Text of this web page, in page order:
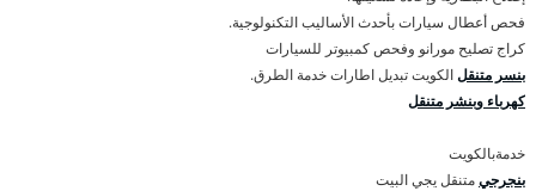
فحص أعطال سيارات بأحدث الأساليب التكنولوجية.
كراج تصليح مورانو وفحص كمبيوتر للسيارات
بنسر متنقلالكويت تبديل اطارات خدمة الطرق.
كهرباء وبنشر متنقل
خدمةبالكويت
بنجرجيمتنقل يجي البيت